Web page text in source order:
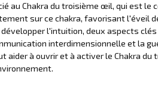
au Chakra du troisième œil, qui est le
sur ce chakra, favorisant l'éveil
l'intuition, deux aspects
interdimensionnelle et la
à ouvrir et à activer le Chakra